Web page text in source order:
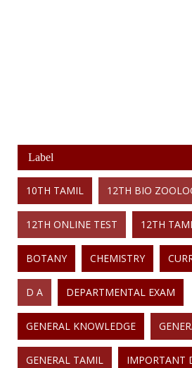
Label
10TH TAMIL 12TH BIO
12TH ONLINE TEST 12TH
BOTANY CHEMISTRY
D A DEPARTMENTAL EXAM
GENERAL KNOWLEDGE
GENERAL TAMIL IMPORTANT